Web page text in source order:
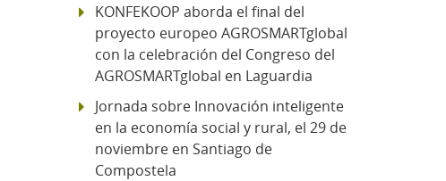
KONFEKOOP aborda el final del
proyecto europeo AGROSMARTglobal
con la celebración del Congreso del
AGROSMARTglobal en Laguardia
Jornada sobre Innovación inteligente
en la economía social y rural, el 29 de
noviembre en Santiago de
Compostela